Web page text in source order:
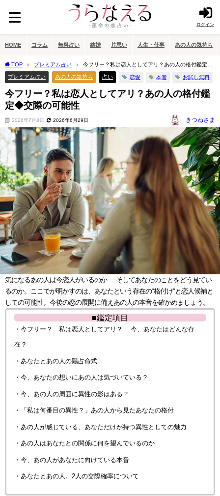
ログイン
HOME コラム 無料占い 結婚 片思い 人生・仕事 あの人の気持ち
TOP プレミアム占い
今フリー？私は恋人としてアリ？あの人の格付鑑定◆
交際の可能性
プレミアム占い あの人の気持ち 占い 恋愛 本音 お試し無料
今フリー？私は恋人としてアリ？あの人の格付鑑
定◆交際の可能性
2026年7月8日 2026年6月29日 きつねさま
気になるあの人は今恋人がいるのか──そしてあなたのことをどう見てい
るのか。ここでが明かすのは、あなたという存在の“格付け”と恋人候補と
しての可能性。今後の恋の展開に備えあの人の本音を確かめましょう。
■鑑定項目
・今フリー？ 私は恋人としてアリ？ 今、あなたはどんな存
在？
・あなたとあの人の陽占命式
・今、あなたの想いにあの人は気づいている？
・今、あの人の周囲に異性の影はある？
・「私は何番目の異性？」あの人から見たあなたの格付
・あの人が感じている、あなただけが持つ異性としての魅力
・あの人はあなたとの関係に何を望んでいるのか
・今、あの人があなたに向けている本音
・あなたとあの人。2人の交際確率について